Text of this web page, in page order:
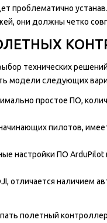
проблематично
они должны четко
технических
модели следующих
простое ПО,
пилотов,
настройки ПО
отличается наличием
полетный